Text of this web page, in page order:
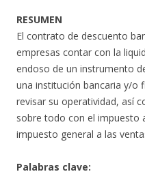
RESUMEN
El contrato de descuento
empresas contar con la
endoso de un instrumento
una institución bancaria y/o
revisar su operatividad, así
sobre todo con el impuesto
impuesto general a las
Palabras clave: